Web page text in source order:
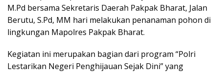
M.Pd bersama Sekretaris Daerah Pakpak Bharat, Jalan
Berutu, S.Pd, MM hari melakukan penanaman pohon di
lingkungan Mapolres Pakpak Bharat.
Kegiatan ini merupakan bagian dari program “Polri
Lestarikan Negeri Penghijauan Sejak Dini” yang